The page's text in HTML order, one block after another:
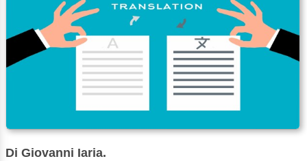
Di Giovanni Iaria.